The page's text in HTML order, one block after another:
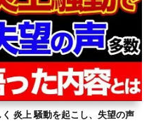
く 炎上 騒動を起こし、失望の声